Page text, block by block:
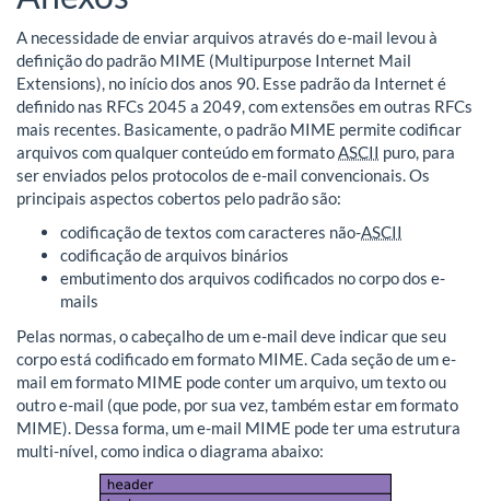
A necessidade de enviar arquivos através do e-mail levou à
definição do padrão MIME (Multipurpose Internet Mail
Extensions), no início dos anos 90. Esse padrão da Internet é
definido nas RFCs 2045 a 2049, com extensões em outras RFCs
mais recentes. Basicamente, o padrão MIME permite codificar
arquivos com qualquer conteúdo em formatoASCII puro, para
ser enviados pelos protocolos de e-mail convencionais. Os
principais aspectos cobertos pelo padrão são:
codificação de textos com caracteres não-ASCII
codificação de arquivos binários
embutimento dos arquivos codificados no corpo dos e-
mails
Pelas normas, o cabeçalho de um e-mail deve indicar que seu
corpo está codificado em formato MIME. Cada seção de um e-
mail em formato MIME pode conter um arquivo, um texto ou
outro e-mail (que pode, por sua vez, também estar em formato
MIME). Dessa forma, um e-mail MIME pode ter uma estrutura
multi-nível, como indica o diagrama abaixo: